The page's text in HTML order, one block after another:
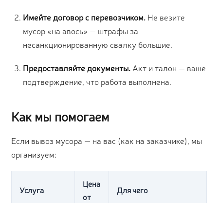
Имейте договор с перевозчиком. Не везите
мусор «на авось» — штрафы за
несанкционированную свалку большие.
Предоставляйте документы. Акт и талон — ваше
подтверждение, что работа выполнена.
Как мы помогаем
Если вывоз мусора — на вас (как на заказчике), мы
организуем:
Услуга
Цена
от
Для чего